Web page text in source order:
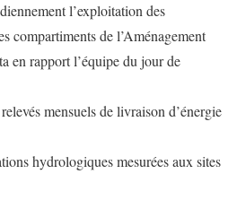
l’exploitation des
compartiments de l’Aménagement
en rapport l’équipe du jour de
mensuels de livraison d’énergie
hydrologiques mesurées aux sites